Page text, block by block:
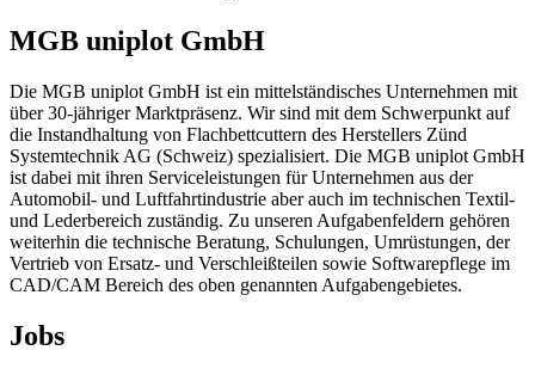
MGB uniplot GmbH
Die MGB uniplot GmbH ist ein mittelständisches Unternehmen mit
über 30-jähriger Marktpräsenz. Wir sind mit dem Schwerpunkt auf
die Instandhaltung von Flachbettcuttern des Herstellers Zünd
Systemtechnik AG (Schweiz) spezialisiert. Die MGB uniplot GmbH
ist dabei mit ihren Serviceleistungen für Unternehmen aus der
Automobil- und Luftfahrtindustrie aber auch im technischen Textil-
und Lederbereich zuständig. Zu unseren Aufgabenfeldern gehören
weiterhin die technische Beratung, Schulungen, Umrüstungen, der
Vertrieb von Ersatz- und Verschleißteilen sowie Softwarepflege im
CAD/CAM Bereich des oben genannten Aufgabengebietes.
Jobs